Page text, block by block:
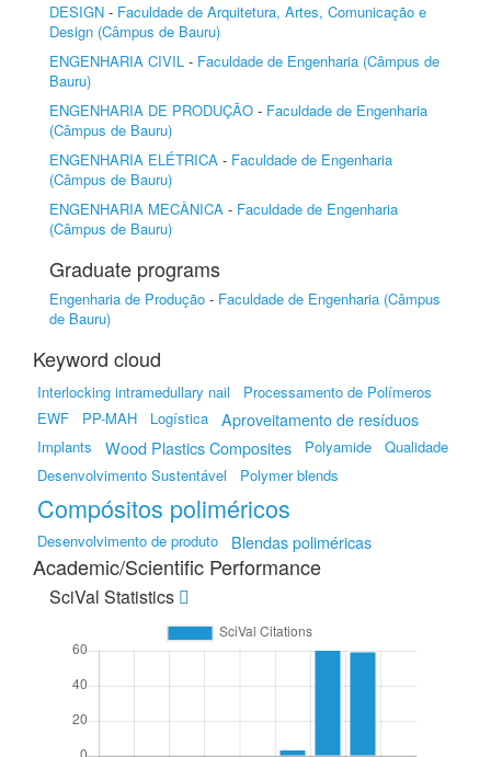
DESIGN - Faculdade de Arquitetura, Artes, Comunicação e
Design (Câmpus de Bauru)
ENGENHARIA CIVIL - Faculdade de Engenharia (Câmpus de
Bauru)
ENGENHARIA DE PRODUÇÃO - Faculdade de Engenharia
(Câmpus de Bauru)
ENGENHARIA ELÉTRICA - Faculdade de Engenharia
(Câmpus de Bauru)
ENGENHARIA MECÂNICA - Faculdade de Engenharia
(Câmpus de Bauru)
Graduate programs
Engenharia de Produção - Faculdade de Engenharia (Câmpus
de Bauru)
Keyword cloud
Interlocking intramedullary nail
Processamento de Polímeros
EWF
PP-MAH Logística Aproveitamento de resíduos
Implants Wood Plastics Composites Polyamide
Qualidade
Desenvolvimento Sustentável
Polymer blends
Compósitos poliméricos
Desenvolvimento de produto Blendas poliméricas
Academic/Scientific Performance
SciVal Statistics